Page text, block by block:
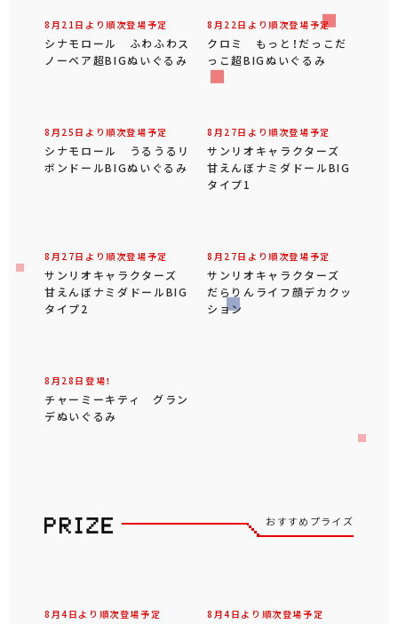
8月21日より順次登場予定
シナモロール ふわふわス
ノーベア超BIGぬいぐるみ
8月22日より順次登場予定
クロミ もっと！だっこだ
っこ超BIGぬいぐるみ
8月25日より順次登場予定
シナモロール うるうるリ
ボンドールBIGぬいぐるみ
8月27日より順次登場予定
サンリオキャラクターズ
甘えんぼナミダドールBIG
タイプ1
8月27日より順次登場予定
サンリオキャラクターズ
甘えんぼナミダドールBIG
タイプ2
8月27日より順次登場予定
サンリオキャラクターズ
だらりんライフ顔デカクッ
ション
8月28日登場！
チャーミーキティ グラン
デぬいぐるみ
おすすめプライズ
8月4日より順次登場予定 8月4日より順次登場予定